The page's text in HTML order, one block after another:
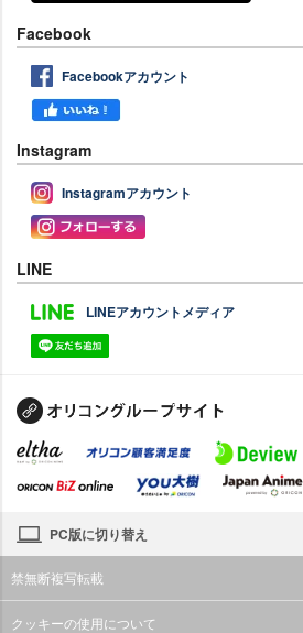
Facebook
Facebookアカウント
Instagram
Instagramアカウント
LINE
LINEアカウントメディア
PC版に切り替え
禁無断複写転載
クッキーの使用について